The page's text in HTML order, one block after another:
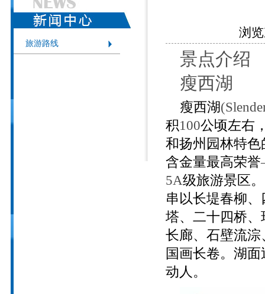
旅游路线
浏
景点介绍
瘦西湖
瘦西湖
积100公顷左右
和扬州园林特
含金量最高荣誉
5A级旅游景区
串以长堤春柳
塔、二十四桥
长廊、石壁流
国画长卷。湖
动人。